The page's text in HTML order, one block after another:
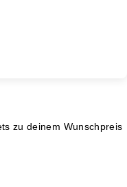
zu deinem Wunschpreis